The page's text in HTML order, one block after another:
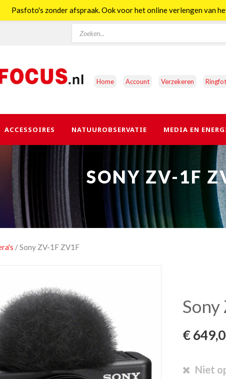
Producten
zoeken
Home Account Verzekeren
ACCESSOIRES NATUUROBSERVATIE MEDIA EN
SONY ZV-1F
/ Sony ZV-1F ZV1F
Sony
€
Niet
Pasfoto's zonder afspraak. Ook voor het online verlengen van